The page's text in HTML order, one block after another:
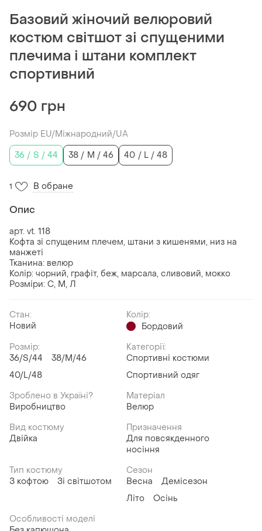
Базовий жіночий велюровий
костюм світшот зі спущеними
плечима і штани комплект
спортивний
690 грн
Розмір EU/Міжнародний/UA
36 / S / 44
38 / M / 46 40 / L / 48
1 В обране
Опис
арт. vt. 118
Кофта зі спущеним плечем, штани з кишенями, низ на
манжеті
Тканина: велюр
Колір: чорний, графіт, беж, марсала, сливовий, мокко
Розміри: С, М, Л
Стан:
Новий
Колір:
Бордовий
Розмір:
36/S/44
38/M/46
40/L/48
Категорії:
Спортивні костюми
Спортивний одяг
Зроблено в Україні?
Виробництво
Матеріал
Велюр
Вид костюму
Двійка
Призначення
Для повсякденного
носіння
Тип костюму
З кофтою
Зі світшотом
Сезон
Весна
Демісезон
Літо
Осінь
Особливості моделі